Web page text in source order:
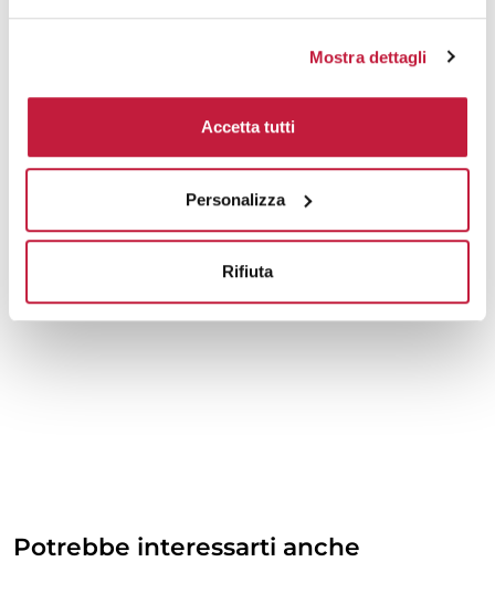
Mostra dettagli
Accetta tutti
Personalizza
Rifiuta
Potrebbe interessarti anche